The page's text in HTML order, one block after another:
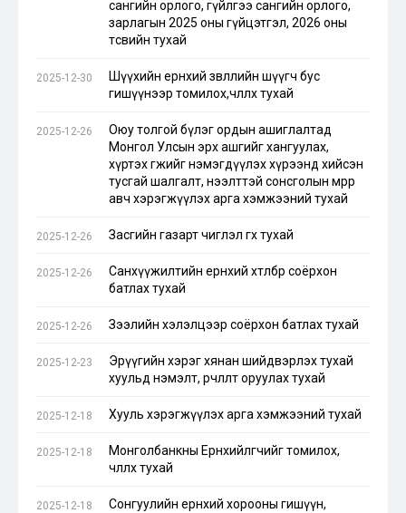
сангийн орлого, гүйлгээ сангийн орлого,
зарлагын 2025 оны гүйцэтгэл, 2026 оны
төсвийн тухай
2025-12-30
Шүүхийн ерөнхий зөвлөлийн шүүгч бус
гишүүнээр томилох,чөлөөлөх тухай
2025-12-26
Оюу толгой бүлэг ордын ашиглалтад
Монгол Улсын эрх ашгийг хангуулах,
хүртэх өгөөжийг нэмэгдүүлэх хүрээнд хийсэн
тусгай шалгалт, нээлттэй сонсголын мөрөөр
авч хэрэгжүүлэх арга хэмжээний тухай
2025-12-26 Засгийн газарт чиглэл өгөх тухай
2025-12-26
Санхүүжилтийн ерөнхий хөтөлбөр соёрхон
батлах тухай
2025-12-26 Зээлийн хэлэлцээр соёрхон батлах тухай
2025-12-23
Эрүүгийн хэрэг хянан шийдвэрлэх тухай
хуульд нэмэлт, өөрчлөлт оруулах тухай
2025-12-18 Хууль хэрэгжүүлэх арга хэмжээний тухай
2025-12-18
Монголбанкны Ерөнхийлөгчийг томилох,
чөлөөлөх тухай
2025-12-18
Сонгуулийн ерөнхий хорооны гишүүн,